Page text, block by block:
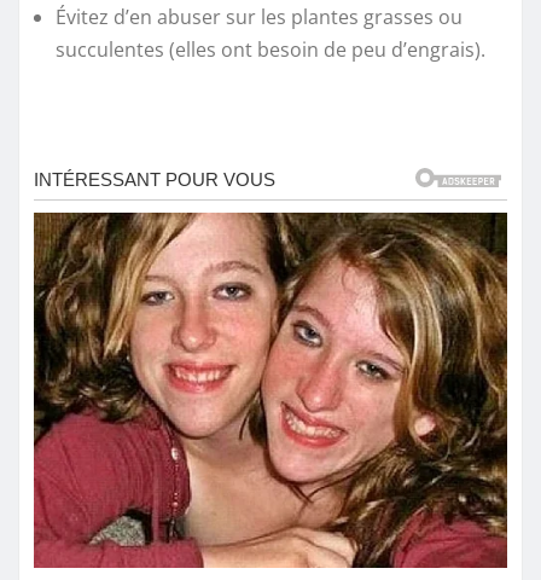
Évitez d’en abuser sur les plantes grasses ou
succulentes (elles ont besoin de peu d’engrais).